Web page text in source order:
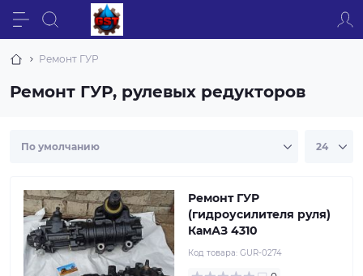
Ремонт ГУР
Ремонт ГУР, рулевых редукторов
Ремонт ГУР
(гидроусилителя руля)
КамАЗ 4310
Код товара: GUR-0274